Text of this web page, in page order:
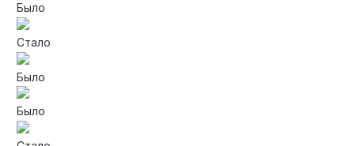
Было
Стало
Было
Было